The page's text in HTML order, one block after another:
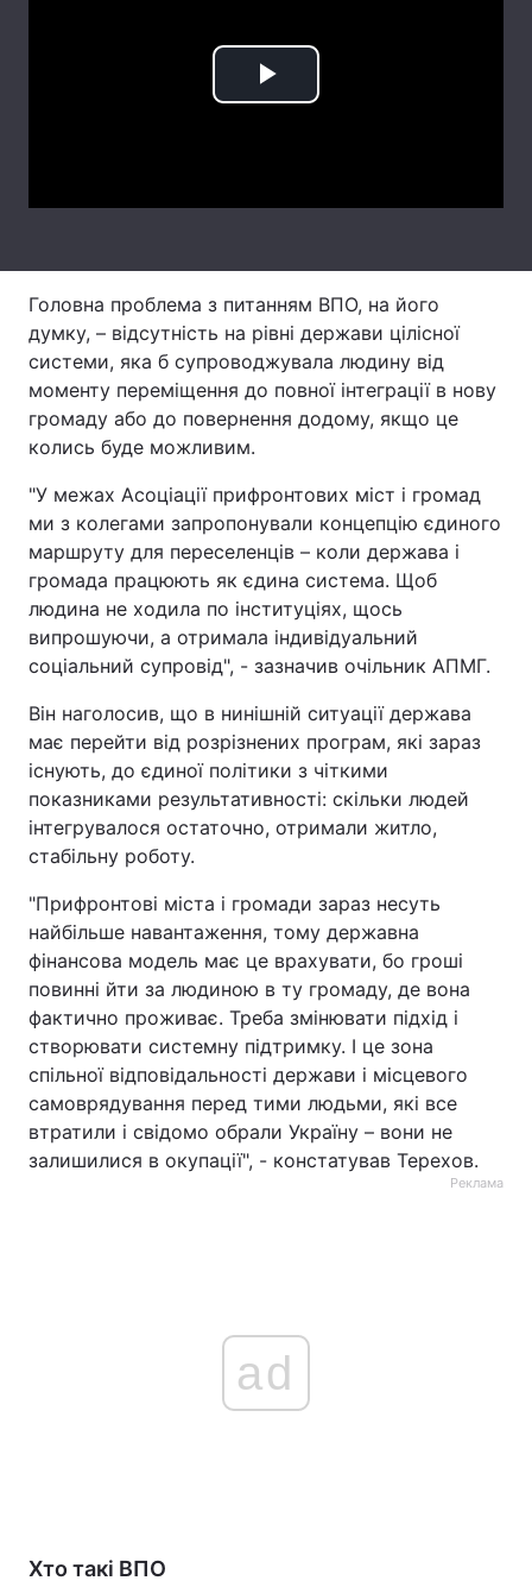
Play
Головна проблема з питанням ВПО, на його
думку, – відсутність на рівні держави цілісної
системи, яка б супроводжувала людину від
моменту переміщення до повної інтеграції в нову
громаду або до повернення додому, якщо це
колись буде можливим.
"У межах Асоціації прифронтових міст і громад
ми з колегами запропонували концепцію єдиного
маршруту для переселенців – коли держава і
громада працюють як єдина система. Щоб
людина не ходила по інституціях, щось
випрошуючи, а отримала індивідуальний
соціальний супровід", - зазначив очільник АПМГ.
Він наголосив, що в нинішній ситуації держава
має перейти від розрізнених програм, які зараз
існують, до єдиної політики з чіткими
показниками результативності: скільки людей
інтегрувалося остаточно, отримали житло,
стабільну роботу.
"Прифронтові міста і громади зараз несуть
найбільше навантаження, тому державна
фінансова модель має це врахувати, бо гроші
повинні йти за людиною в ту громаду, де вона
фактично проживає. Треба змінювати підхід і
створювати системну підтримку. І це зона
спільної відповідальності держави і місцевого
самоврядування перед тими людьми, які все
втратили і свідомо обрали Україну – вони не
залишилися в окупації", - констатував Терехов.
Реклама
ad
Хто такі ВПО